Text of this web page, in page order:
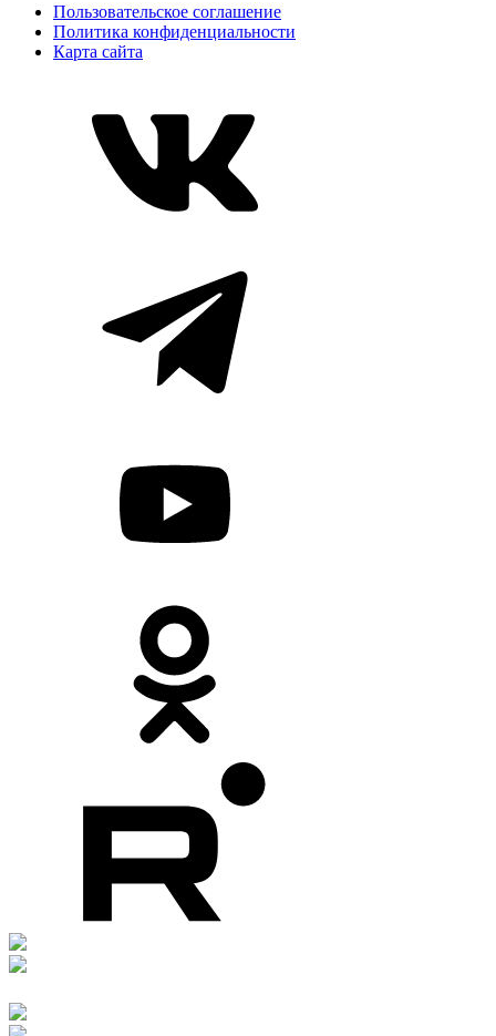
Пользовательское соглашение
Политика конфиденциальности
Карта сайта